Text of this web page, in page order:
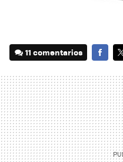
11 comentarios